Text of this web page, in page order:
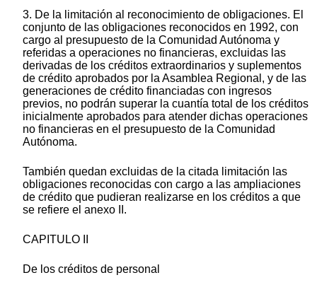
3. De la limitación al reconocimiento de obligaciones. El
conjunto de las obligaciones reconocidos en 1992, con
cargo al presupuesto de la Comunidad Autónoma y
referidas a operaciones no financieras, excluidas las
derivadas de los créditos extraordinarios y suplementos
de crédito aprobados por la Asamblea Regional, y de las
generaciones de crédito financiadas con ingresos
previos, no podrán superar la cuantía total de los créditos
inicialmente aprobados para atender dichas operaciones
no financieras en el presupuesto de la Comunidad
Autónoma.
También quedan excluidas de la citada limitación las
obligaciones reconocidas con cargo a las ampliaciones
de crédito que pudieran realizarse en los créditos a que
se refiere el anexo II.
CAPITULO II
De los créditos de personal